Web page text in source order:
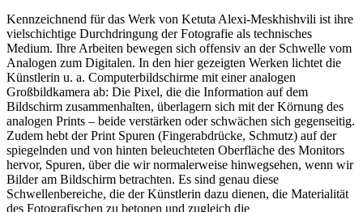
Kennzeichnend für das Werk von Ketuta Alexi-Meskhishvili ist ihre
vielschichtige Durchdringung der Fotografie als technisches
Medium. Ihre Arbeiten bewegen sich offensiv an der Schwelle vom
Analogen zum Digitalen. In den hier gezeigten Werken lichtet die
Künstlerin u. a. Computerbildschirme mit einer analogen
Großbildkamera ab: Die Pixel, die die Information auf dem
Bildschirm zusammenhalten, überlagern sich mit der Körnung des
analogen Prints – beide verstärken oder schwächen sich gegenseitig.
Zudem hebt der Print Spuren (Fingerabdrücke, Schmutz) auf der
spiegelnden und von hinten beleuchteten Oberfläche des Monitors
hervor, Spuren, über die wir normalerweise hinwegsehen, wenn wir
Bilder am Bildschirm betrachten. Es sind genau diese
Schwellenbereiche, die der Künstlerin dazu dienen, die Materialität
des Fotografischen zu betonen und zugleich die